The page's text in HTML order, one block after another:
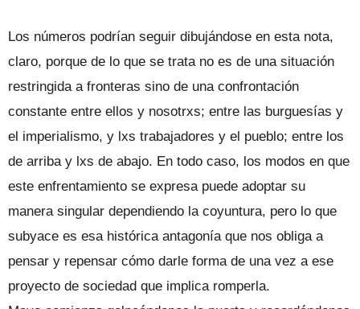
Los números podrían seguir dibujándose en esta nota,
claro, porque de lo que se trata no es de una situación
restringida a fronteras sino de una confrontación
constante entre ellos y nosotrxs; entre las burguesías y
el imperialismo, y lxs trabajadores y el pueblo; entre los
de arriba y lxs de abajo. En todo caso, los modos en que
este enfrentamiento se expresa puede adoptar su
manera singular dependiendo la coyuntura, pero lo que
subyace es esa histórica antagonía que nos obliga a
pensar y repensar cómo darle forma de una vez a ese
proyecto de sociedad que implica romperla.